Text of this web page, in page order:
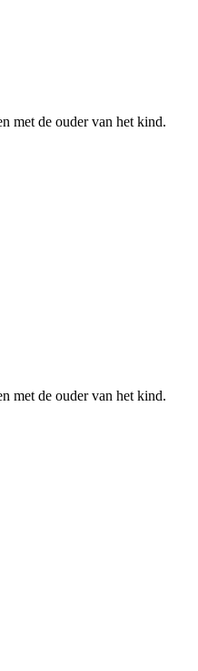
met de ouder van het kind.
met de ouder van het kind.